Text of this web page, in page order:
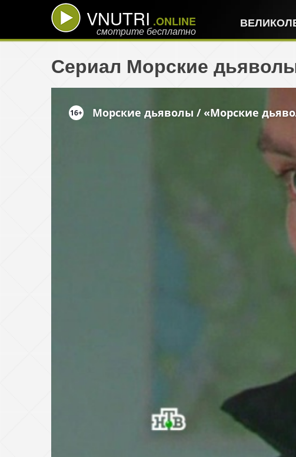
VNUTRI .ONLINE
смотрите бесплатно
Сериал Морские